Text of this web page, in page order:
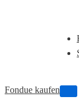
Fondue kaufen